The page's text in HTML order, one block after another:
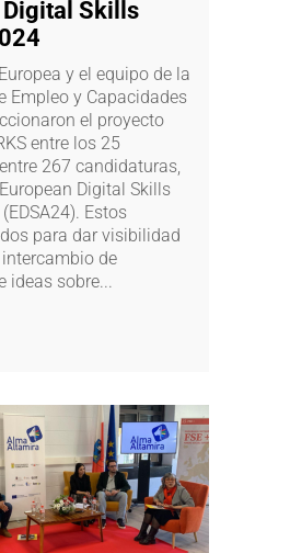
Digital Skills
y el equipo de la
Empleo y Capacidades
el proyecto
entre los 25
267 candidaturas,
Digital Skills
Estos
para dar visibilidad
de
ideas sobre...